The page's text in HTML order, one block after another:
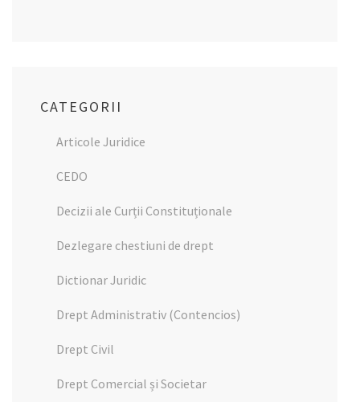
CATEGORII
Articole Juridice
CEDO
Decizii ale Curții Constituționale
Dezlegare chestiuni de drept
Dictionar Juridic
Drept Administrativ (Contencios)
Drept Civil
Drept Comercial și Societar